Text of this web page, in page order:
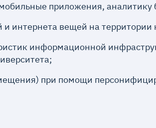
приложения, аналитику
интернета вещей на территории
информационной
при помощи